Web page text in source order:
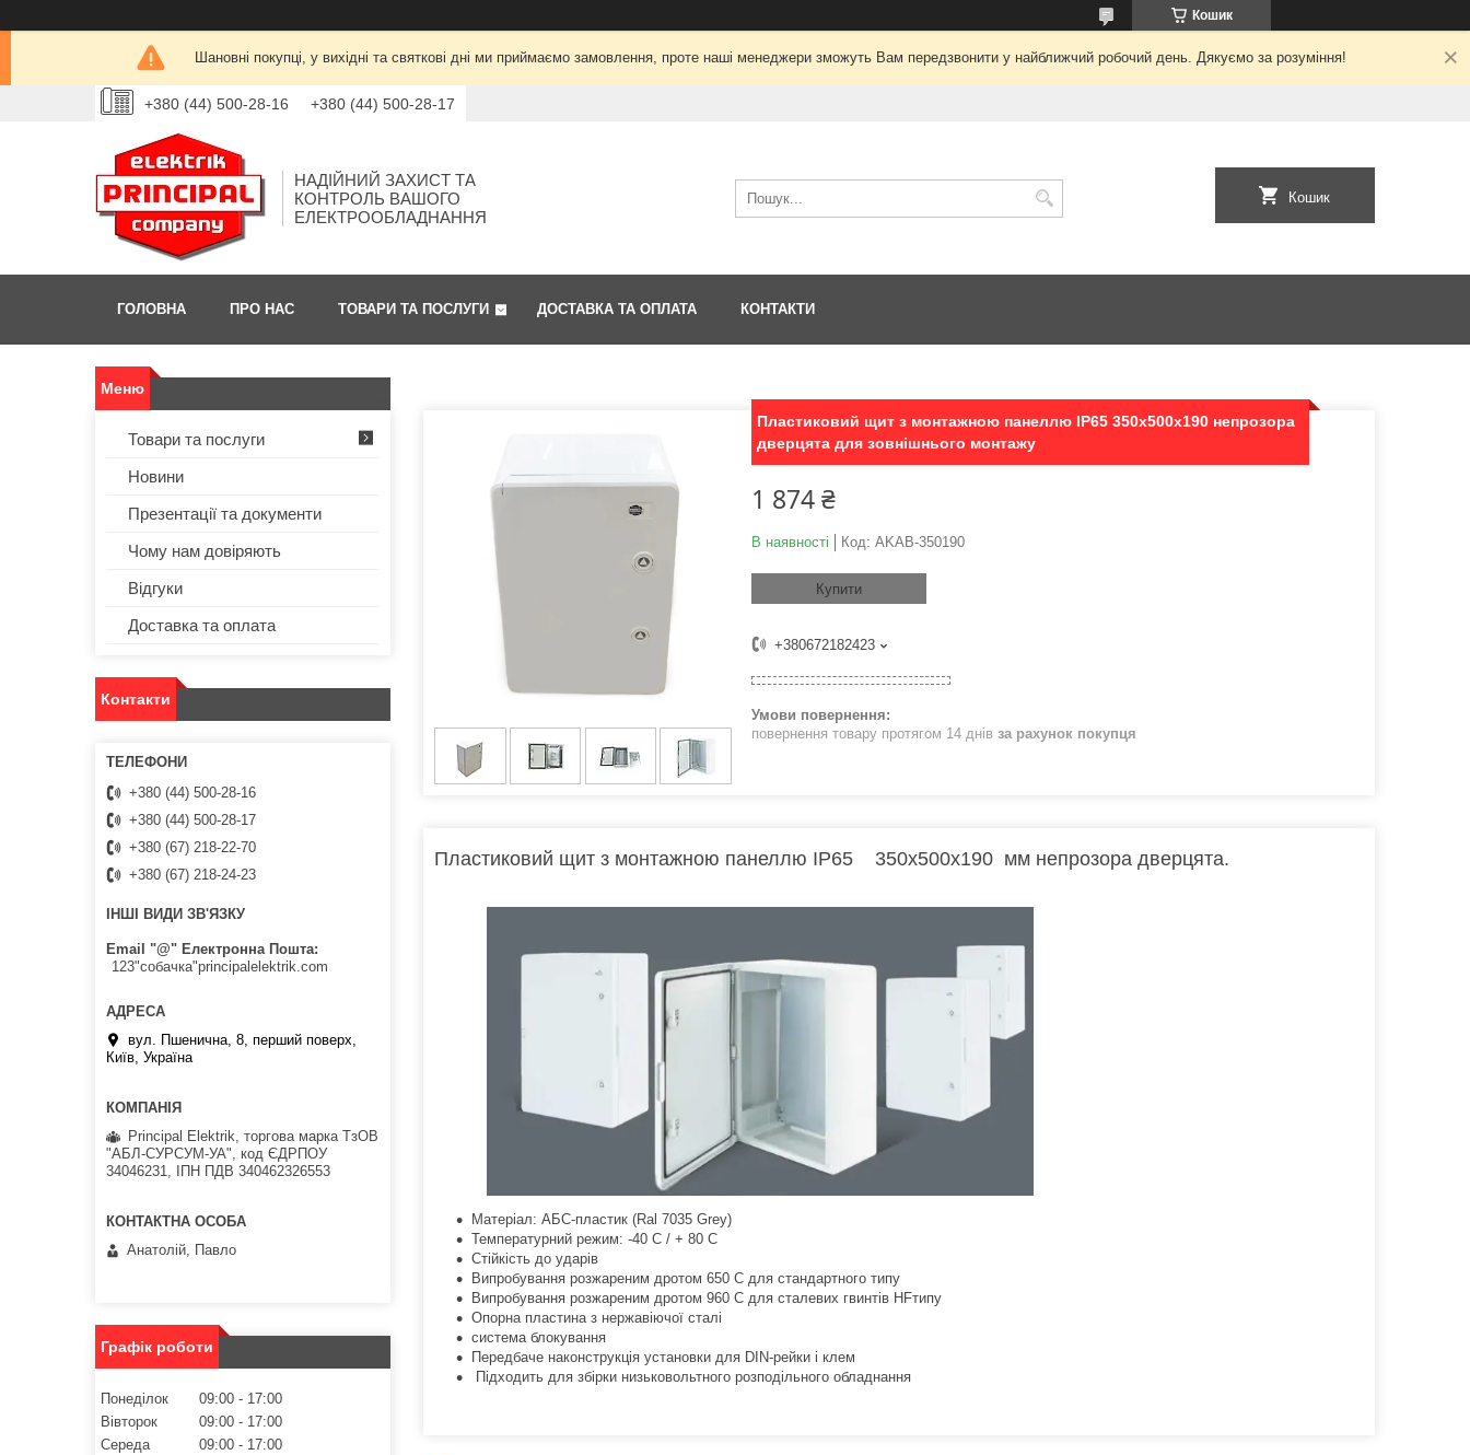
Кошик
Шановні покупці, у вихідні та святкові дні ми приймаємо замовлення, проте наші менеджери зможуть Вам передзвонити у найближчий робочий день. Дякуємо за розуміння!
+380 (44) 500-28-16 +380 (44) 500-28-17
НАДІЙНИЙ ЗАХИСТ ТА
КОНТРОЛЬ ВАШОГО
ЕЛЕКТРООБЛАДНАННЯ
Кошик
ГОЛОВНА ПРО НАС ТОВАРИ ТА ПОСЛУГИ ДОСТАВКА ТА ОПЛАТА КОНТАКТИ
Пластиковий щит з монтажною панеллю IP65 350х500х190 непрозора
дверцята для зовнішнього монтажу
1 874 ₴
В наявності Код: AKAB-350190
Купити
+380672182423
повернення товару протягом 14 днів за рахунок покупця
Пластиковий щит з монтажною панеллю IP65 350х500х190 мм непрозора дверцята.
Матеріал: АБС-пластик (Ral 7035 Grey)
Температурний режим: -40 C / + 80 C
Стійкість до ударів
Випробування розжареним дротом 650 C для стандартного типу
Випробування розжареним дротом 960 C для сталевих гвинтів HFтипу
Опорна пластина з нержавіючої сталі
система блокування
Передбаче наконструкція установки для DIN-рейки і клем
Підходить для збірки низьковольтного розподільного обладнання
Товари та послуги
Новини
Презентації та документи
Чому нам довіряють
Відгуки
Доставка та оплата
Контакти
+380 (44) 500-28-16
+380 (44) 500-28-17
+380 (67) 218-22-70
+380 (67) 218-24-23
ІНШІ ВИДИ ЗВ'ЯЗКУ
Email "@" Електронна Пошта
123"собачка"principalelektrik.com
вул. Пшенична, 8, перший поверх,
Київ, Україна
Principal Elektrik, торгова марка ТзОВ
"АБЛ-СУРСУМ-УА", код ЄДРПОУ
34046231, ІПН ПДВ 340462326553
Анатолій, Павло
Графік роботи
Понеділок 09:00
17:00
Вівторок
09:00
17:00
Середа
09:00
17:00